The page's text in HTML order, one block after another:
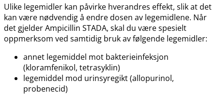
Ulike legemidler kan påvirke hverandres effekt, slik at det
kan være nødvendig å endre dosen av legemidlene. Når
det gjelder Ampicillin STADA, skal du være spesielt
oppmerksom ved samtidig bruk av følgende legemidler:
annet legemiddel mot bakterieinfeksjon
(kloramfenikol, tetrasyklin)
legemiddel mod urinsyregikt (allopurinol,
probenecid)